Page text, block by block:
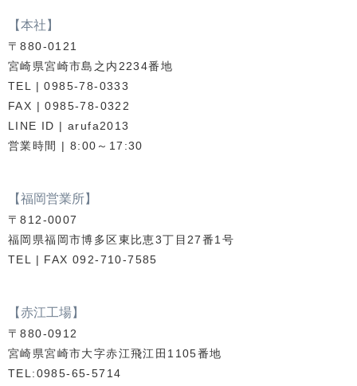
【本社】
〒880-0121
宮崎県宮崎市島之内2234番地
TEL | 0985-78-0333
FAX | 0985-78-0322
LINE ID | arufa2013
営業時間 | 8:00～17:30
【福岡営業所】
〒812-0007
福岡県福岡市博多区東比恵3丁目27番1号
TEL | FAX 092-710-7585
【赤江工場】
〒880-0912
宮崎県宮崎市大字赤江飛江田1105番地
TEL:0985-65-5714